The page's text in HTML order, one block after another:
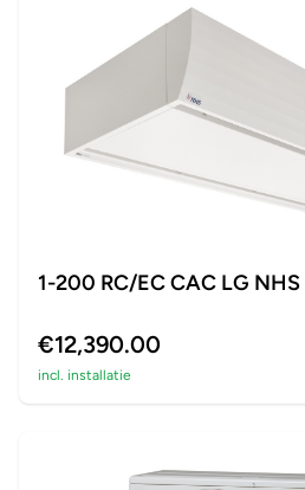
1-200 RC/EC CAC LG
€12,390.00
incl. installatie